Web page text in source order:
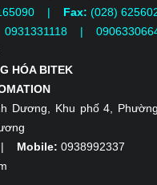
| Fax: (028)
|
HÓA BITEK
Dương, Khu phố 4,
| Mobile: 0938992337